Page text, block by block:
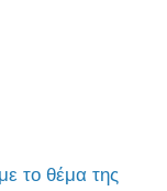
το θέμα της